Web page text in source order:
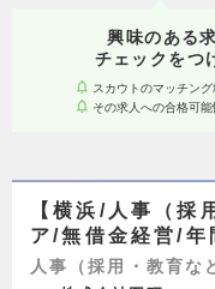
興味のある
チェックをつ
スカウトのマッチン
その求人への合格可
【横浜/人事（採
ア/無借金経営/年
人事（採用・教育な